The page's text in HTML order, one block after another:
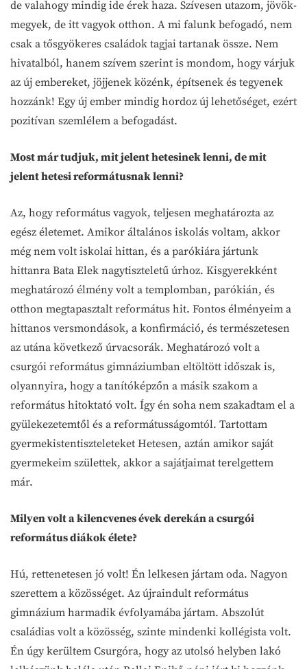
de valahogy mindig ide érek haza. Szívesen utazom, jövök-
megyek, de itt vagyok otthon. A mi falunk befogadó, nem
csak a tősgyökeres családok tagjai tartanak össze. Nem
hivatalból, hanem szívem szerint is mondom, hogy várjuk
az új embereket, jöjjenek közénk, építsenek és tegyenek
hozzánk! Egy új ember mindig hordoz új lehetőséget, ezért
pozitívan szemlélem a befogadást.
Most már tudjuk, mit jelent hetesinek lenni, de mit
jelent hetesi reformátusnak lenni?
Az, hogy református vagyok, teljesen meghatározta az
egész életemet. Amikor általános iskolás voltam, akkor
még nem volt iskolai hittan, és a parókiára jártunk
hittanra Bata Elek nagytiszteletű úrhoz. Kisgyerekként
meghatározó élmény volt a templomban, parókián, és
otthon megtapasztalt református hit. Fontos élményeim a
hittanos versmondások, a konfirmáció, és természetesen
az utána következő úrvacsorák. Meghatározó volt a
csurgói református gimnáziumban eltöltött időszak is,
olyannyira, hogy a tanítóképzőn a másik szakom a
református hitoktató volt. Így én soha nem szakadtam el a
gyülekezetemtől és a reformátusságomtól. Tartottam
gyermekistentiszteleteket Hetesen, aztán amikor saját
gyermekeim születtek, akkor a sajátjaimat terelgettem
már.
Milyen volt a kilencvenes évek derekán a csurgói
református diákok élete?
Hú, rettenetesen jó volt! Én lelkesen jártam oda. Nagyon
szerettem a közösséget. Az újraindult református
gimnázium harmadik évfolyamába jártam. Abszolút
családias volt a közösség, szinte mindenki kollégista volt.
Én úgy kerültem Csurgóra, hogy az utolsó helyben lakó